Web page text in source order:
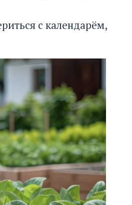
с календарём,